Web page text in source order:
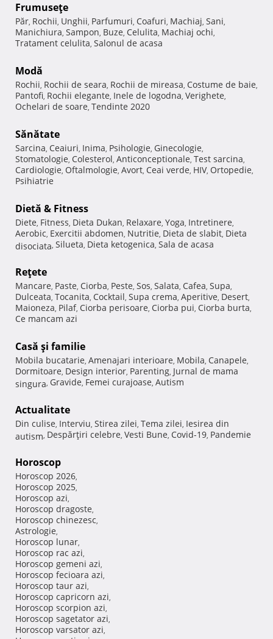
Frumuseţe
Păr, Rochii, Unghii, Parfumuri, Coafuri, Machiaj, Sani,
Manichiura, Sampon, Buze, Celulita, Machiaj ochi,
Tratament celulita, Salonul de acasa
Modă
Rochii, Rochii de seara, Rochii de mireasa, Costume de baie,
Pantofi, Rochii elegante, Inele de logodna, Verighete,
Ochelari de soare, Tendinte 2020
Sănătate
Sarcina, Ceaiuri, Inima, Psihologie, Ginecologie,
Stomatologie, Colesterol, Anticonceptionale, Test sarcina,
Cardiologie, Oftalmologie, Avort, Ceai verde, HIV, Ortopedie,
Psihiatrie
Dietă & Fitness
Diete, Fitness, Dieta Dukan, Relaxare, Yoga, Intretinere,
Aerobic, Exercitii abdomen, Nutritie, Dieta de slabit, Dieta
disociata, Silueta, Dieta ketogenica, Sala de acasa
Reţete
Mancare, Paste, Ciorba, Peste, Sos, Salata, Cafea, Supa,
Dulceata, Tocanita, Cocktail, Supa crema, Aperitive, Desert,
Maioneza, Pilaf, Ciorba perisoare, Ciorba pui, Ciorba burta,
Ce mancam azi
Casă şi familie
Mobila bucatarie, Amenajari interioare, Mobila, Canapele,
Dormitoare, Design interior, Parenting, Jurnal de mama
singura, Gravide, Femei curajoase, Autism
Actualitate
Din culise, Interviu, Stirea zilei, Tema zilei, Iesirea din
autism, Despărţiri celebre, Vesti Bune, Covid-19, Pandemie
Horoscop
Horoscop 2026,
Horoscop 2025,
Horoscop azi,
Horoscop dragoste,
Horoscop chinezesc,
Astrologie,
Horoscop lunar,
Horoscop rac azi,
Horoscop gemeni azi,
Horoscop fecioara azi,
Horoscop taur azi,
Horoscop capricorn azi,
Horoscop scorpion azi,
Horoscop sagetator azi,
Horoscop varsator azi,